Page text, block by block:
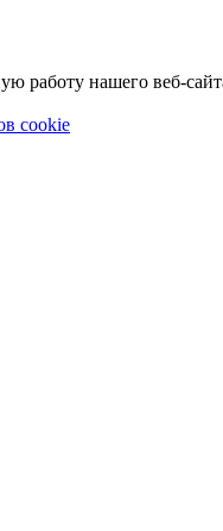
нашего веб-
cookie